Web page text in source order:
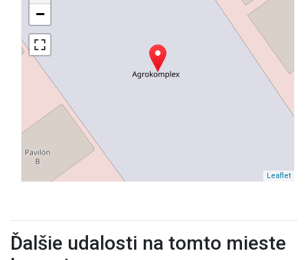
−
Leaflet
Ďalšie udalosti na tomto mieste